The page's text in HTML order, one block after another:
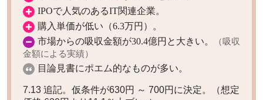
IPOで人気のあるIT関連企業。
購入単価が低い（6.3万円）。
市場からの吸収金額が30.4億円と大きい。
（吸収
金額による実績）
目論見書にポエム的なものが多い。
7.13 追記。仮条件が630円 ～ 700円に決定。（想定